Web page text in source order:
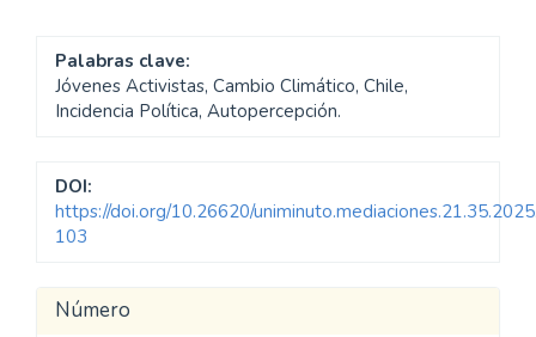
Palabras clave:
Jóvenes Activistas, Cambio Climático, Chile,
Incidencia Política, Autopercepción.
DOI:
https://doi.org/10.26620/
103
Detalles
Número